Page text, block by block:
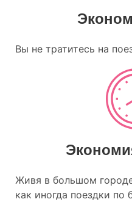
Вы не тратитесь на
Живя в большом
как иногда поездки по